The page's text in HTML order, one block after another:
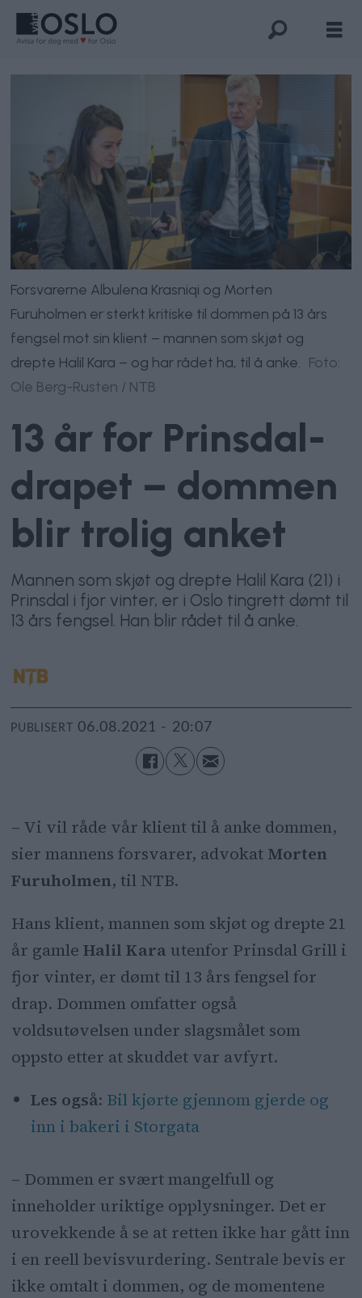
Forsvarerne Albulena Krasniqi og Morten
Furuholmen er sterkt kritiske til dommen på 13 års
fengsel mot sin klient – mannen som skjøt og
drepte Halil Kara – og har rådet ha, til å anke.
Foto:
Ole Berg-Rusten / NTB
13 år for Prinsdal-
drapet – dommen
blir trolig anket
Mannen som skjøt og drepte Halil Kara (21) i
Prinsdal i fjor vinter, er i Oslo tingrett dømt til
13 års fengsel. Han blir rådet til å anke.
PUBLISERT 06.08.2021 - 20:07
– Vi vil råde vår klient til å anke dommen,
sier mannens forsvarer, advokat Morten
Furuholmen, til NTB.
Hans klient, mannen som skjøt og drepte 21
år gamle Halil Kara utenfor Prinsdal Grill i
fjor vinter, er dømt til 13 års fengsel for
drap. Dommen omfatter også
voldsutøvelsen under slagsmålet som
oppsto etter at skuddet var avfyrt.
Les også: Bil kjørte gjennom gjerde og
inn i bakeri i Storgata
– Dommen er svært mangelfull og
inneholder uriktige opplysninger. Det er
urovekkende å se at retten ikke har gått inn
i en reell bevisvurdering. Sentrale bevis er
ikke omtalt i dommen, og de momentene